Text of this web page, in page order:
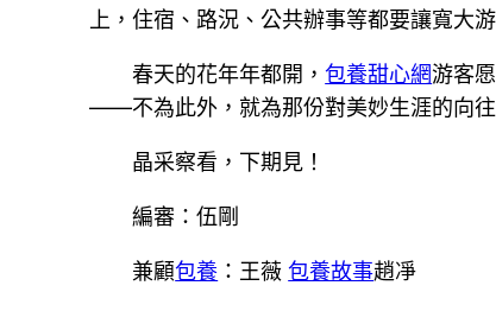
上，住宿、路況、公共辦事等都要讓寬大
春天的花年年都開，包養甜心網游客
——不為此外，就為那份對美妙生涯的向往
晶采察看，下期見！
編審：伍剛
兼顧包養 ：王薇包養故事趙凈